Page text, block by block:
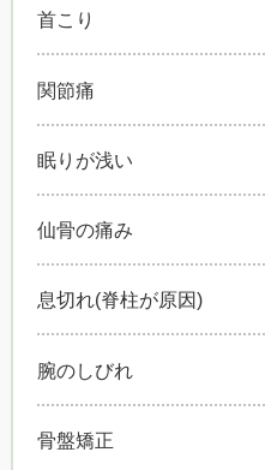
首こり
関節痛
眠りが浅い
仙骨の痛み
息切れ(脊柱が原因)
腕のしびれ
骨盤矯正